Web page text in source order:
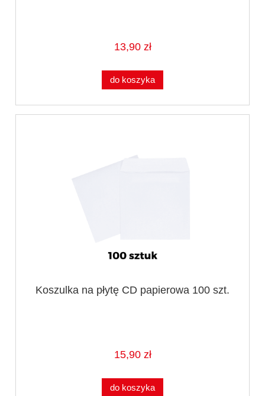
13,90 zł
do koszyka
Koszulka na płytę CD papierowa 100 szt.
15,90 zł
do koszyka